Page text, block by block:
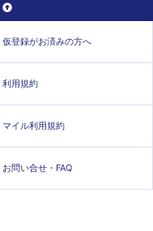
仮登録がお済みの方へ
利用規約
マイル利用規約
お問い合せ・FAQ